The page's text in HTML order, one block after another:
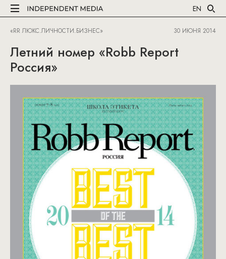
EN
«RR ЛЮКС.ЛИЧНОСТИ.БИЗНЕС» 30 ИЮНЯ 2014
Летний номер «Robb Report
Россия»